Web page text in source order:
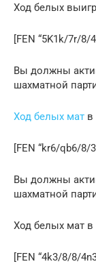
Ход белых
[FEN “5K1k/7r/
Вы должны
шахматной
Ход белых мат в
[FEN “kr6/qb6/8/
Вы должны
шахматной
Ход белых мат в
[FEN “4k3/8/8/